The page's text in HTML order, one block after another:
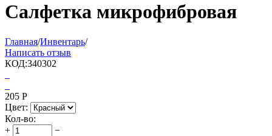
Салфетка микрофибровая
Главная/Инвентарь/
Написать отзыв
КОД:340302
205 Р
Цвет:
Кол-во:
+
−